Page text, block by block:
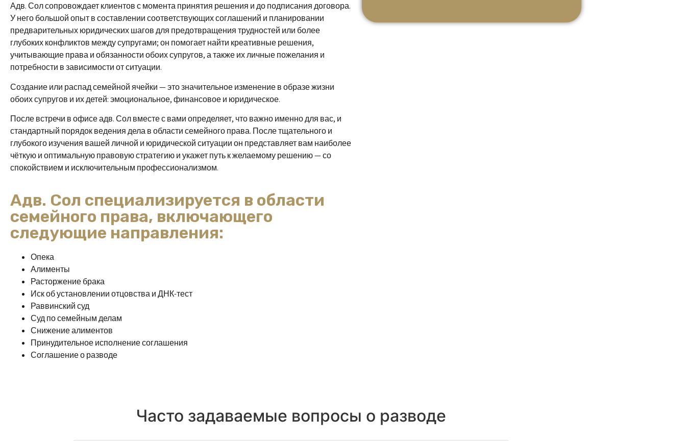
Адв. Сол сопровождает клиентов с момента принятия решения и до подписания договора.
У него большой опыт в составлении соответствующих соглашений и планировании
предварительных юридических шагов для предотвращения трудностей или более
глубоких конфликтов между супругами; он помогает найти креативные решения,
учитывающие права и обязанности обоих супругов, а также их личные пожелания и
потребности в зависимости от ситуации.
Создание или распад семейной ячейки — это значительное изменение в образе жизни
обоих супругов и их детей: эмоциональное, финансовое и юридическое.
После встречи в офисе адв. Сол вместе с вами определяет, что важно именно для вас, и
стандартный порядок ведения дела в области семейного права. После тщательного и
глубокого изучения вашей личной и юридической ситуации он представляет вам наиболее
чёткую и оптимальную правовую стратегию и укажет путь к желаемому решению — со
спокойствием и исключительным профессионализмом.
Адв. Сол специализируется в области
семейного права, включающего
следующие направления:
Опека
Алименты
Расторжение брака
Иск об установлении отцовства и ДНК-тест
Раввинский суд
Суд по семейным делам
Снижение алиментов
Принудительное исполнение соглашения
Соглашение о разводе
Часто задаваемые вопросы о разводе